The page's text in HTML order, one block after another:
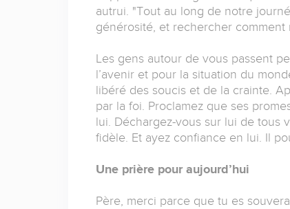
autrui. "Tout au long de notre
générosité, et rechercher
Les gens autour de vous passent
l’avenir et pour la situation du
libéré des soucis et de la crainte.
par la foi. Proclamez que ses
lui. Déchargez-vous sur lui de tous
fidèle. Et ayez confiance en lui. Il
Une prière pour aujourd’hui
Père, merci parce que tu es